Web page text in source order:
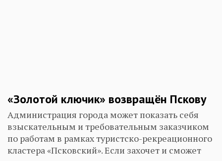
«Золотой ключик» возвращён Пскову
Администрация города может показать себя
взыскательным и требовательным заказчиком
по работам в рамках туристско-рекреационного
кластера «Псковский». Если захочет и сможет